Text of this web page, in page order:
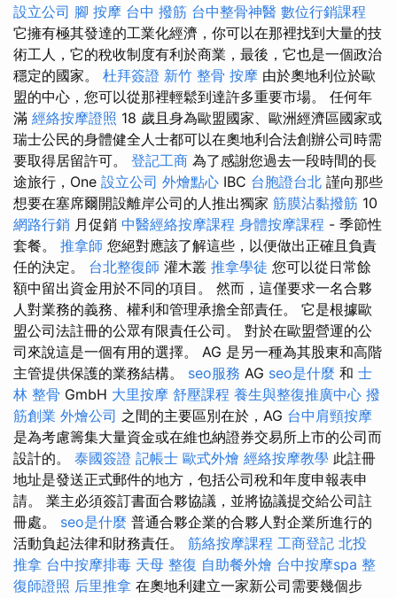
設立公司 腳 按摩 台中 撥筋 台中整骨神醫 數位行銷課程
它擁有極其發達的工業化經濟，你可以在那裡找到大量的技
術工人，它的稅收制度有利於商業，最後，它也是一個政治
穩定的國家。 杜拜簽證 新竹 整骨 按摩 由於奧地利位於歐
盟的中心，您可以從那裡輕鬆到達許多重要市場。 任何年
滿 經絡按摩證照 18 歲且身為歐盟國家、歐洲經濟區國家或
瑞士公民的身體健全人士都可以在奧地利合法創辦公司時需
要取得居留許可。 登記工商 為了感謝您過去一段時間的長
途旅行，One 設立公司 外燴點心 IBC 台胞證台北 謹向那些
想要在塞席爾開設離岸公司的人推出獨家 筋膜沾黏撥筋 10
網路行銷 月促銷 中醫經絡按摩課程 身體按摩課程 - 季節性
套餐。 推拿師 您絕對應該了解這些，以便做出正確且負責
任的決定。 台北整復師 灌木叢 推拿學徒 您可以從日常餘
額中留出資金用於不同的項目。 然而，這僅要求一名合夥
人對業務的義務、權利和管理承擔全部責任。 它是根據歐
盟公司法註冊的公眾有限責任公司。 對於在歐盟營運的公
司來說這是一個有用的選擇。 AG 是另一種為其股東和高階
主管提供保護的業務結構。 seo服務 AG seo是什麼 和 士
林 整骨 GmbH 大里按摩 舒壓課程 養生與整復推廣中心 撥
筋創業 外燴公司 之間的主要區別在於，AG 台中肩頸按摩
是為考慮籌集大量資金或在維也納證券交易所上市的公司而
設計的。 泰國簽證 記帳士 歐式外燴 經絡按摩教學 此註冊
地址是發送正式郵件的地方，包括公司稅和年度申報表申
請。 業主必須簽訂書面合夥協議，並將協議提交給公司註
冊處。 seo是什麼 普通合夥企業的合夥人對企業所進行的
活動負起法律和財務責任。 筋絡按摩課程 工商登記 北投
推拿 台中按摩排毒 天母 整復 自助餐外燴 台中按摩spa 整
復師證照 后里推拿 在奧地利建立一家新公司需要幾個步